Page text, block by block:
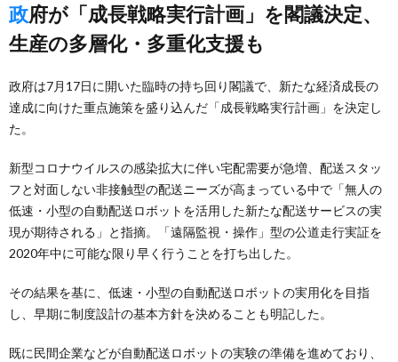
政府が「成長戦略実行計画」を閣議決定、
生産の多層化・多重化支援も
政府は7月17日に開いた臨時の持ち回り閣議で、新たな経済成長の
達成に向けた重点施策を盛り込んだ「成長戦略実行計画」を決定し
た。
新型コロナウイルスの感染拡大に伴い宅配需要が急増、配送スタッ
フと対面しない非接触型の配送ニーズが高まっている中で「無人の
低速・小型の自動配送ロボットを活用した新たな配送サービスの実
現が期待される」と指摘。「遠隔監視・操作」型の公道走行実証を
2020年中に可能な限り早く行うことを打ち出した。
その結果を基に、低速・小型の自動配送ロボットの実用化を目指
し、早期に制度設計の基本方針を決めることも明記した。
既に民間企業などが自動配送ロボットの実験の準備を進めており、